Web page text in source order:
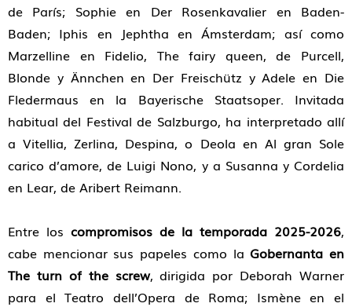
de París; Sophie en Der Rosenkavalier en Baden-
Baden; Iphis en Jephtha en Ámsterdam; así como
Marzelline en Fidelio, The fairy queen, de Purcell,
Blonde y Ännchen en Der Freischütz y Adele en Die
Fledermaus en la Bayerische Staatsoper. Invitada
habitual del Festival de Salzburgo, ha interpretado allí
a Vitellia, Zerlina, Despina, o Deola en Al gran Sole
carico d’amore, de Luigi Nono, y a Susanna y Cordelia
en Lear, de Aribert Reimann.
Entre los compromisos de la temporada 2025-2026,
cabe mencionar sus papeles como laGobernanta en
The turn of the screw, dirigida por Deborah Warner
para el Teatro dell’Opera de Roma; Ismène en el